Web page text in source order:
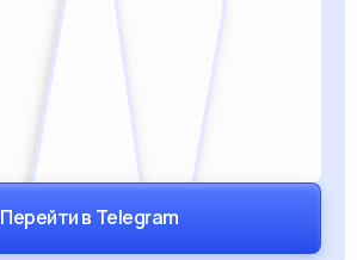
Перейти в Telegram